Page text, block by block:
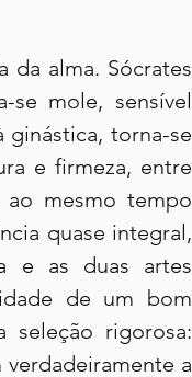
da alma. Sócrates
se mole, sensível
ginástica, torna-se
e firmeza, entre
mesmo tempo
quase integral,
e as duas artes
de um bom
seleção rigorosa:
a